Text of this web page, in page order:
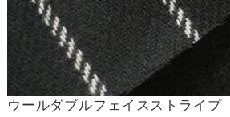
ウールダブルフェイスストライプ